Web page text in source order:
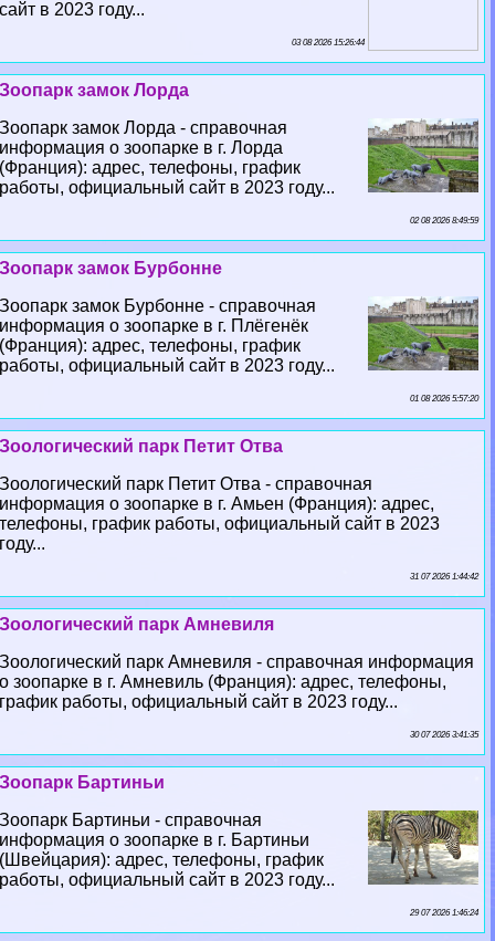
сайт в 2023 году...
03 08 2026 15:26:44
Зоопарк замок Лорда
Зоопарк замок Лорда - справочная
информация о зоопарке в г. Лорда
(Франция): адрес, телефоны, график
работы, официальный сайт в 2023 году...
02 08 2026 8:49:59
Зоопарк замок Бурбонне
Зоопарк замок Бурбонне - справочная
информация о зоопарке в г. Плёгенёк
(Франция): адрес, телефоны, график
работы, официальный сайт в 2023 году...
01 08 2026 5:57:20
Зоологический парк Петит Отва
Зоологический парк Петит Отва - справочная
информация о зоопарке в г. Амьен (Франция): адрес,
телефоны, график работы, официальный сайт в 2023
году...
31 07 2026 1:44:42
Зоологический парк Амневиля
Зоологический парк Амневиля - справочная информация
о зоопарке в г. Амневиль (Франция): адрес, телефоны,
график работы, официальный сайт в 2023 году...
30 07 2026 3:41:35
Зоопарк Бартиньи
Зоопарк Бартиньи - справочная
информация о зоопарке в г. Бартиньи
(Швейцария): адрес, телефоны, график
работы, официальный сайт в 2023 году...
29 07 2026 1:46:24